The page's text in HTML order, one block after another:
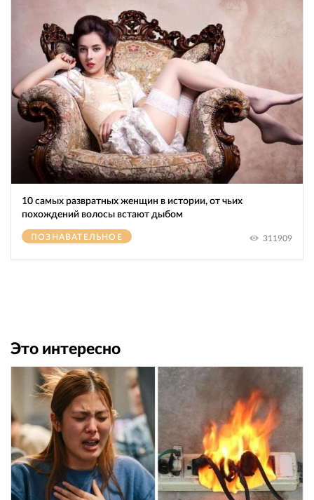
10 самых развратных женщин в истории, от чьих
похождений волосы встают дыбом
ПОЗНАВАТЕЛЬНОЕ 311909
Это интересно